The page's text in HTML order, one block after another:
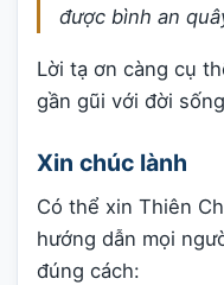
được bình an
Lời tạ ơn càng cụ
gần gũi với đời
Xin chúc lành
Có thể xin Thiên
hướng dẫn mọi
đúng cách: